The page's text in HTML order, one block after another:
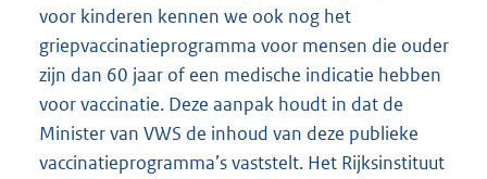
voor kinderen kennen we ook nog het
griepvaccinatieprogramma voor mensen die ouder
zijn dan 60 jaar of een medische indicatie hebben
voor vaccinatie. Deze aanpak houdt in dat de
Minister van VWS de inhoud van deze publieke
vaccinatieprogramma’s vaststelt. Het Rijksinstituut